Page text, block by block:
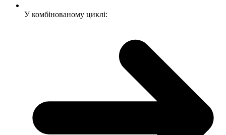
У комбінованому циклі: